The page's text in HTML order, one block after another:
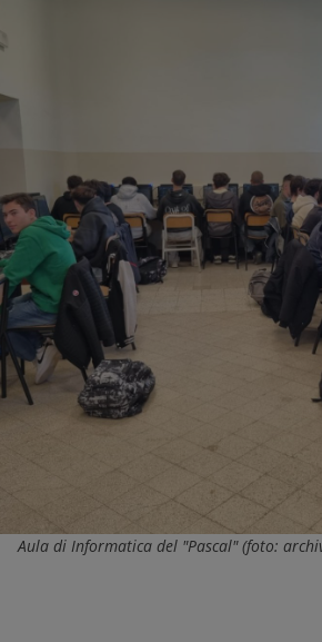
Aula di Informatica del "Pascal" (foto: